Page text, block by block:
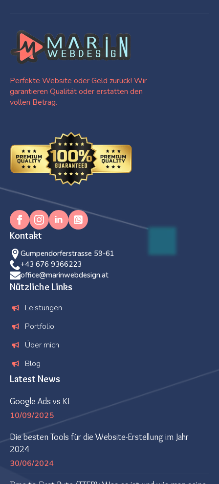
Perfekte Website oder Geld zurück! Wir
garantieren Qualität oder erstatten den
vollen Betrag.
Kontakt
Gumpendorferstrasse 59-61
+43 676 9366223
office@marinwebdesign.at
Nützliche Links
Leistungen
Portfolio
Über mich
Blog
Latest News
Google Ads vs KI
10/09/2025
Die besten Tools für die Website-Erstellung im Jahr
2024
30/06/2024